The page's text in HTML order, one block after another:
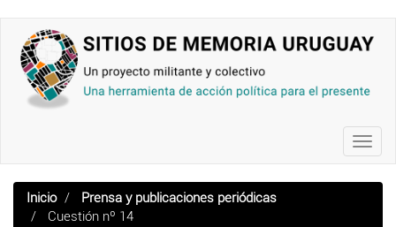
contenido
principal
Inicio
Prensa y publicaciones periódicas
Cuestión nº 14